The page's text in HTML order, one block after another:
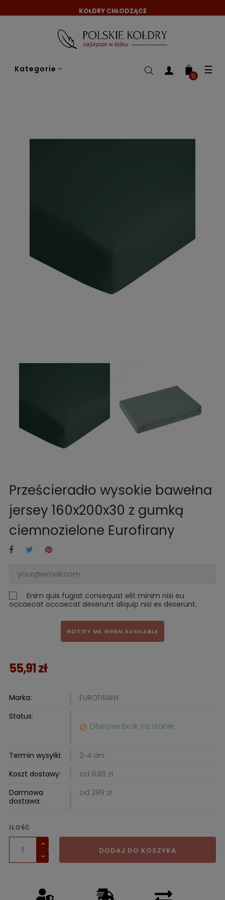
KOŁDRY CHŁODZĄCE
Kategorie ☰
0
Prześcieradło wysokie bawełna
jersey 160x200x30 z gumką
ciemnozielone Eurofirany
Enim quis fugiat consequat elit minim nisi eu
occaecat occaecat deserunt aliquip nisi ex deserunt.
NOTIFY ME WHEN AVAILABLE
55,91 zł
Marka:
EUROFIRANY
Status:
 Obecnie brak na stanie
Termin wysyłki:
2-4 dni
Koszt dostawy:
od 9,99 zł
Darmowa
dostawa:
od 299 zł
ILOŚĆ
DODAJ DO KOSZYKA